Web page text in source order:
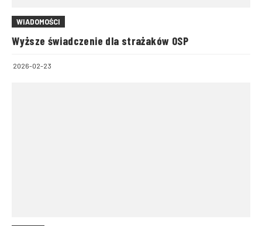
WIADOMOŚCI
Wyższe świadczenie dla strażaków OSP
2026-02-23